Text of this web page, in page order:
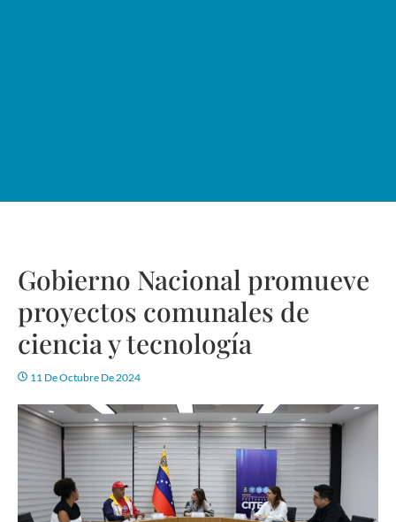
Gobierno Nacional promueve
proyectos comunales de
ciencia y tecnología
11 De Octubre De 2024